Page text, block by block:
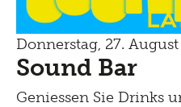
Donnerstag, 27.
Sound Bar
Geniessen Sie Drinks